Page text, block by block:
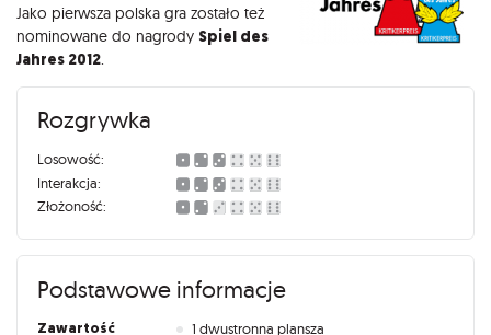
Jako pierwsza polska gra zostało też
nominowane do nagrody Spiel des
Jahres 2012
Rozgrywka
Losowość:
Interakcja:
Złożoność:
Podstawowe informacje
Zawartość
1 dwustronna plansza